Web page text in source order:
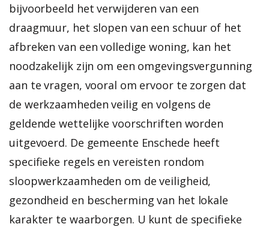
bijvoorbeeld het verwijderen van een
draagmuur, het slopen van een schuur of het
afbreken van een volledige woning, kan het
noodzakelijk zijn om een omgevingsvergunning
aan te vragen, vooral om ervoor te zorgen dat
de werkzaamheden veilig en volgens de
geldende wettelijke voorschriften worden
uitgevoerd. De gemeente Enschede heeft
specifieke regels en vereisten rondom
sloopwerkzaamheden om de veiligheid,
gezondheid en bescherming van het lokale
karakter te waarborgen. U kunt de specifieke